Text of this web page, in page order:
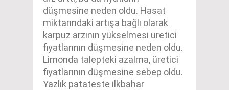
düşmesine neden oldu. Hasat
miktarındaki artışa bağlı olarak
karpuz arzının yükselmesi üretici
fiyatlarının düşmesine neden oldu.
Limonda talepteki azalma, üretici
fiyatlarının düşmesine sebep oldu.
Yazlık patateste ilkbahar